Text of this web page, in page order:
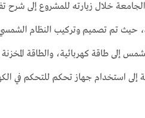
خلال زيارته للمشروع إلى شرح
حيث تم تصميم وتركيب النظام
إلى طاقة كهربائية، والطاقة المخزنة
إلى استخدام جهاز تحكم للتحكم في